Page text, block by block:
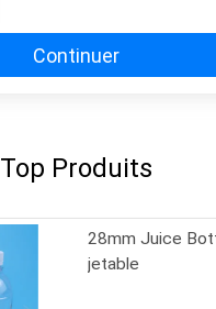
Continuer
Top Produits
28mm Juice
jetable